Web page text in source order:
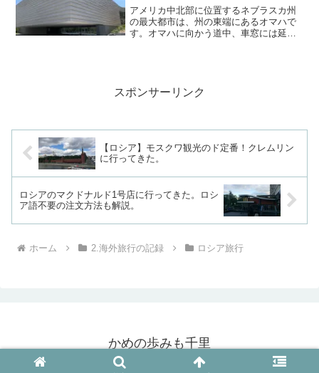
アメリカ中北部に位置するネブラスカ州
の最大都市は、州の東端にあるオマハで
す。オマハに向かう道中、車窓には延々
スポンサーリンク
【ロシア】モスクワ観光のド定番！クレムリン
に行ってきた。
ロシアのマクドナルド1号店に行ってきた。ロシ
ア語不要の注文方法も解説。
ホーム 2.海外旅行の記録 ロシア旅行
かめの歩みも千里
© 2019 かめの歩みも千里.